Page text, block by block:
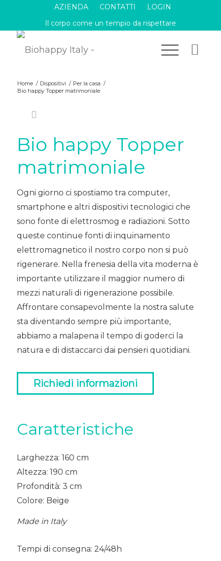
AZIENDA CONTATTI
LOGIN
Il corpo come un tempio da rispettare
Home / Dispositivi / Per la casa /
Bio happy Topper matrimoniale
Bio happy Topper
matrimoniale
Ogni giorno ci spostiamo tra computer,
smartphone e altri dispositivi tecnologici che
sono fonte di elettrosmog e radiazioni. Sotto
queste continue fonti di inquinamento
elettromagnetico il nostro corpo non si può
rigenerare. Nella frenesia della vita moderna è
importante utilizzare il maggior numero di
mezzi naturali di rigenerazione possibile.
Affrontare consapevolmente la nostra salute
sta diventando sempre più importante,
abbiamo a malapena il tempo di goderci la
natura e di distaccarci dai pensieri quotidiani.
Richiedi informazioni
Caratteristiche
Larghezza: 160 cm
Altezza: 190 cm
Profondità: 3 cm
Colore: Beige
Made in Italy
Tempi di consegna: 24/48h